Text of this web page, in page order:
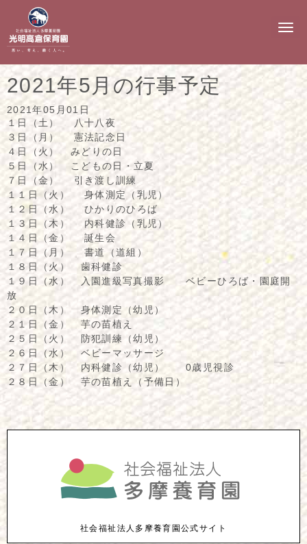
N
g
a
2021年5月の行事予定
2021年05月01日
１日（土） 八十八夜
３日（月） 憲法記念日
４日（火） みどりの日
５日（水） こどもの日・立夏
７日（金） 引き渡し訓練
１１日（火） 身体測定（乳児）
１２日（水） ひかりのひろば
１３日（木） 内科健診（乳児）
１４日（金） 誕生会
１７日（月） 書道（道組）
１８日（火） 歯科健診
１９日（水） 入園進級写真撮影 ベビーひろば・園庭開
放
２０日（木） 身体測定（幼児）
２１日（金） 芋の苗植え
２５日（火） 防犯訓練（幼児）
２６日（水） ベビーマッサージ
２７日（木） 内科健診（幼児） 0歳児視診
２８日（金） 芋の苗植え（予備日）
社会福祉法人多摩養育園公式サイト